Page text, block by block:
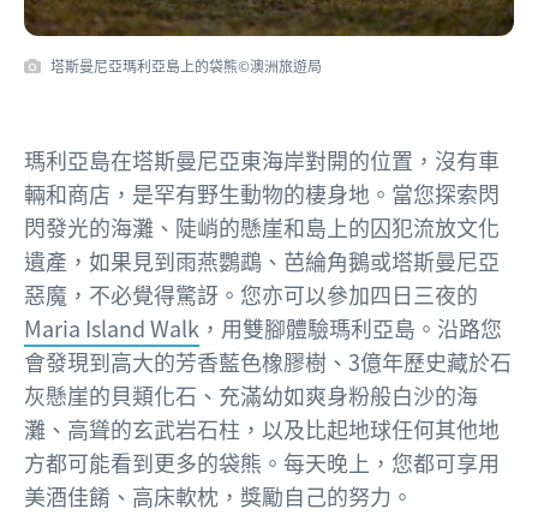
塔斯曼尼亞瑪利亞島上的袋熊©澳洲旅遊局
瑪利亞島在塔斯曼尼亞東海岸對開的位置，沒有車
輛和商店，是罕有野生動物的棲身地。當您探索閃
閃發光的海灘、陡峭的懸崖和島上的囚犯流放文化
遺產，如果見到雨燕鸚鵡、芭綸角鵝或塔斯曼尼亞
惡魔，不必覺得驚訝。您亦可以參加四日三夜的
Maria Island Walk ，用雙腳體驗瑪利亞島。沿路您
會發現到高大的芳香藍色橡膠樹、3億年歷史藏於石
灰懸崖的貝類化石、充滿幼如爽身粉般白沙的海
灘、高聳的玄武岩石柱，以及比起地球任何其他地
方都可能看到更多的袋熊。每天晚上，您都可享用
美酒佳餚、高床軟枕，獎勵自己的努力。